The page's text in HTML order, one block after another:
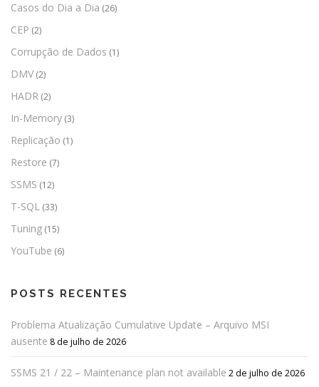
Casos do Dia a Dia (26)
CEP (2)
Corrupção de Dados (1)
DMV (2)
HADR (2)
In-Memory (3)
Replicação (1)
Restore (7)
SSMS (12)
T-SQL (33)
Tuning (15)
YouTube (6)
POSTS RECENTES
Problema Atualização Cumulative Update – Arquivo MSI
ausente 8 de julho de 2026
SSMS 21 / 22 – Maintenance plan not available 2 de julho de 2026